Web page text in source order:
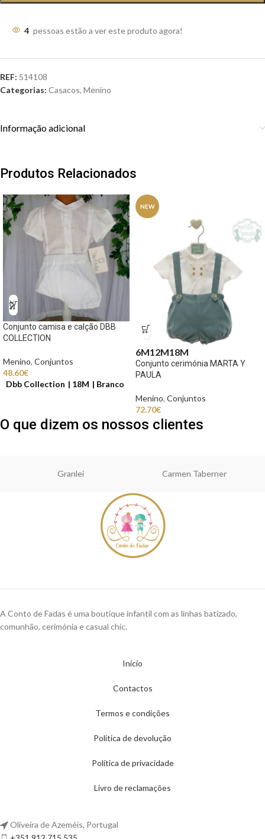
4 pessoas estão a ver este produto agora!
REF: 514108
Categorias: Casacos, Menino
Informação adicional
Produtos Relacionados
Conjunto camisa e calção DBB
COLLECTION
Menino, Conjuntos
48.60€
Dbb Collection
18M Branco
NEW
6M12M18M
Conjunto cerimónia MARTA Y
PAULA
Menino, Conjuntos
72.70€
O que dizem os nossos clientes
Granlei Carmen Taberner
A Conto de Fadas é uma boutique infantil com as linhas batizado,
comunhão, cerimónia e casual chic.
Início
Contactos
Termos e condições
Política de devolução
Política de privacidade
Livro de reclamações
Oliveira de Azeméis, Portugal